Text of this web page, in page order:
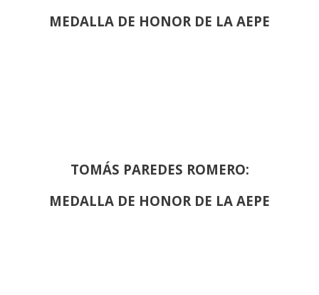
MEDALLA DE HONOR DE LA AEPE
TOMÁS PAREDES ROMERO:
MEDALLA DE HONOR DE LA AEPE